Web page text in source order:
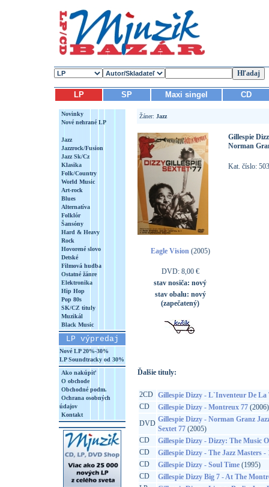
LP SP Maxi singel CD
Novinky
Nové nehrané LP
Jazz
Jazzrock/Fusion
Jazz Sk/Cz
Klasika
Folk/Country
World Music
Art-rock
Blues
Alternatíva
Folklór
Šansóny
Hard & Heavy
Rock
Hovorené slovo
Detské
Filmová hudba
Ostatné žánre
Elektronika
Hip Hop
Pop 80s
SK/CZ tituly
Muzikál
Black Music
LP výpredaj
Nové LP 20%-30%
LP Soundtracky od 30%
Ako nakúpiť
O obchode
Obchodné podm.
Ochrana osobných
údajov
Kontakt
Žáner: Jazz
Eagle Vision(2005)
DVD: 8,00 €
stav nosiča: nový
stav obalu: nový
(zapečatený)
Gillespie
Norman
Kat. číslo:
Ďalšie tituly:
2CD
Gillespie Dizzy - L`Inventeur De La
CD
Gillespie Dizzy - Montreux 77(2006)
DVD Gillespie Dizzy - Norman Granz
Sextet 77(2005)
CD
Gillespie Dizzy - Dizzy: The Music
CD
Gillespie Dizzy - The Jazz Masters -
CD
Gillespie Dizzy - Soul Time(1995)
CD
Gillespie Dizzy Big 7 - At The